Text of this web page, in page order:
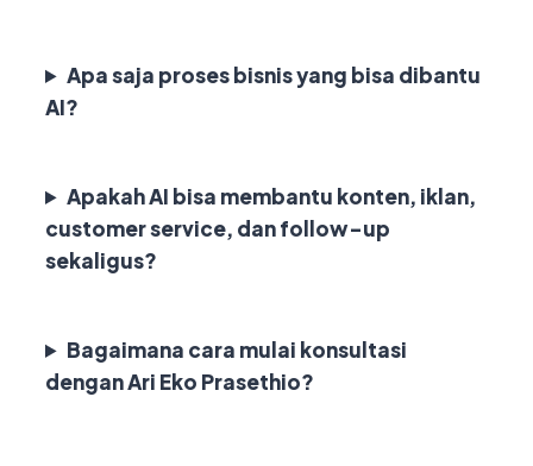
Apa saja proses bisnis yang bisa dibantu
AI?
Apakah AI bisa membantu konten, iklan,
customer service, dan follow-up
sekaligus?
Bagaimana cara mulai konsultasi
dengan Ari Eko Prasethio?